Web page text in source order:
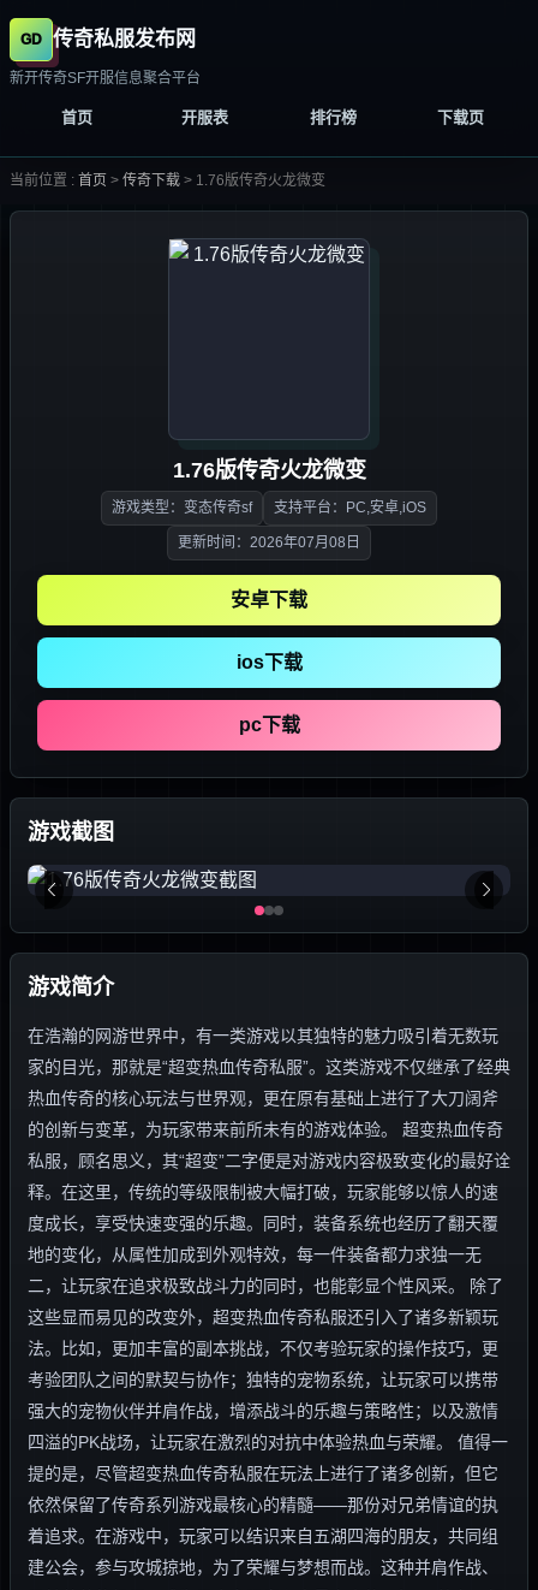
传奇私服发布网
新开传奇SF开服信息聚合平台
首页 开服表 排行榜 下载页
当前位置 : 首页 > 传奇下载 > 1.76版传奇火龙微变
1.76版传奇火龙微变
游戏类型：变态传奇sf 支持平台：PC,安卓,iOS
更新时间：2026年07月08日
安卓下载
ios下载
pc下载
游戏截图
游戏简介
在浩瀚的网游世界中，有一类游戏以其独特的魅力吸引着无数玩
家的目光，那就是“超变热血传奇私服”。这类游戏不仅继承了经典
热血传奇的核心玩法与世界观，更在原有基础上进行了大刀阔斧
的创新与变革，为玩家带来前所未有的游戏体验。 超变热血传奇
私服，顾名思义，其“超变”二字便是对游戏内容极致变化的最好诠
释。在这里，传统的等级限制被大幅打破，玩家能够以惊人的速
度成长，享受快速变强的乐趣。同时，装备系统也经历了翻天覆
地的变化，从属性加成到外观特效，每一件装备都力求独一无
二，让玩家在追求极致战斗力的同时，也能彰显个性风采。 除了
这些显而易见的改变外，超变热血传奇私服还引入了诸多新颖玩
法。比如，更加丰富的副本挑战，不仅考验玩家的操作技巧，更
考验团队之间的默契与协作；独特的宠物系统，让玩家可以携带
强大的宠物伙伴并肩作战，增添战斗的乐趣与策略性；以及激情
四溢的PK战场，让玩家在激烈的对抗中体验热血与荣耀。 值得一
提的是，尽管超变热血传奇私服在玩法上进行了诸多创新，但它
依然保留了传奇系列游戏最核心的精髓——那份对兄弟情谊的执
着追求。在游戏中，玩家可以结识来自五湖四海的朋友，共同组
建公会，参与攻城掠地，为了荣耀与梦想而战。这种并肩作战、